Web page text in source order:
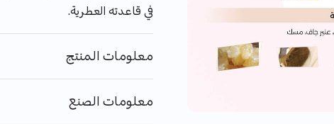
في قاعدته العطرية.
معلومات المنتج
معلومات الصنع